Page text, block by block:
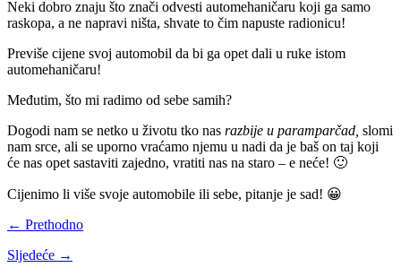
Neki dobro znaju što znači odvesti automehaničaru koji ga samo
raskopa, a ne napravi ništa, shvate to čim napuste radionicu!
Previše cijene svoj automobil da bi ga opet dali u ruke istom
automehaničaru!
Međutim, što mi radimo od sebe samih?
Dogodi nam se netko u životu tko nas razbije u paramparčad, slomi
nam srce, ali se uporno vraćamo njemu u nadi da je baš on taj koji
će nas opet sastaviti zajedno, vratiti nas na staro – e neće! 🙂
Cijenimo li više svoje automobile ili sebe, pitanje je sad! 😀
← Prethodno
Sljedeće →